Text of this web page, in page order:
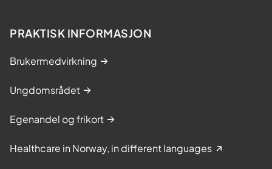
PRAKTISK INFORMASJON
Brukermedvirkning
Ungdomsrådet
Egenandel og frikort
Healthcare in Norway, in different languages